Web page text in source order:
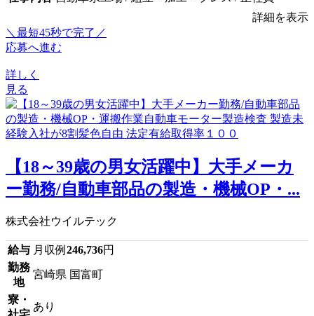
詳細を表示
＼最短45秒で完了／
応募へ進む
詳しく
見る
【18～39歳の男女活躍中】大手メーカ
ー勤務/自動車部品の製造・機械OP・...
株式会社ウイルテック
給与 月収例 246,736円
勤務
地
宮崎県 国富町
寮・
あり